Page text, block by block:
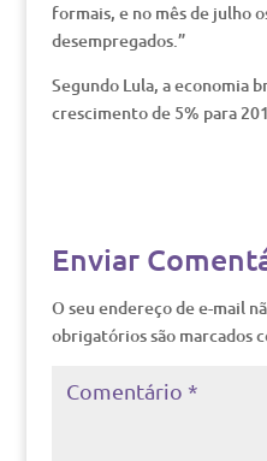
formais, e no mês de julho
desempregados.”
Segundo Lula, a economia
crescimento de 5% para
Enviar
O seu endereço de e-mail
obrigatórios são marcados